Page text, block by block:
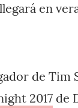
en
de Tim
2017de